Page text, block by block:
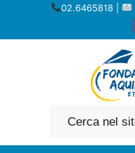
02.6465818 |
Cerca